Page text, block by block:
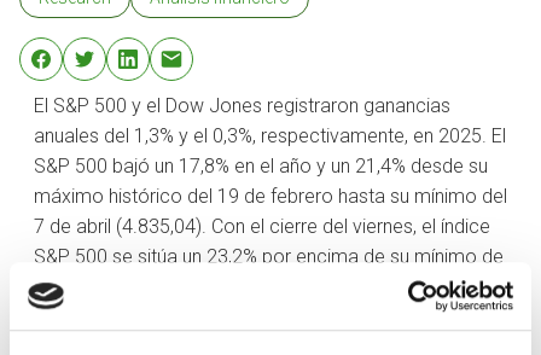
El S&P 500 y el Dow Jones registraron ganancias
anuales del 1,3% y el 0,3%, respectivamente, en 2025. El
S&P 500 bajó un 17,8% en el año y un 21,4% desde su
máximo histórico del 19 de febrero hasta su mínimo del
7 de abril (4.835,04). Con el cierre del viernes, el índice
S&P 500 se sitúa un 23,2% por encima de su mínimo de
abril y un 3,2% por debajo de su máximo histórico.
La mayor atención a las empresas de gran